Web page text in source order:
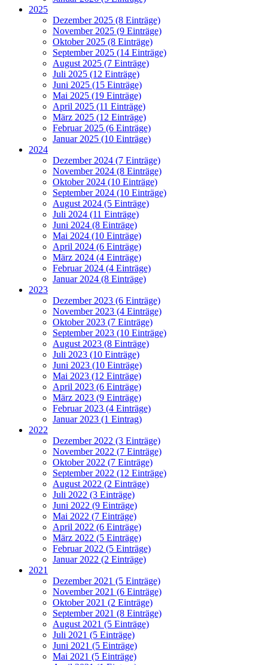
2025
Dezember 2025 (8 Einträge)
November 2025 (9 Einträge)
Oktober 2025 (8 Einträge)
September 2025 (14 Einträge)
August 2025 (7 Einträge)
Juli 2025 (12 Einträge)
Juni 2025 (15 Einträge)
Mai 2025 (19 Einträge)
April 2025 (11 Einträge)
März 2025 (12 Einträge)
Februar 2025 (6 Einträge)
Januar 2025 (10 Einträge)
2024
Dezember 2024 (7 Einträge)
November 2024 (8 Einträge)
Oktober 2024 (10 Einträge)
September 2024 (10 Einträge)
August 2024 (5 Einträge)
Juli 2024 (11 Einträge)
Juni 2024 (8 Einträge)
Mai 2024 (10 Einträge)
April 2024 (6 Einträge)
März 2024 (4 Einträge)
Februar 2024 (4 Einträge)
Januar 2024 (8 Einträge)
2023
Dezember 2023 (6 Einträge)
November 2023 (4 Einträge)
Oktober 2023 (7 Einträge)
September 2023 (10 Einträge)
August 2023 (8 Einträge)
Juli 2023 (10 Einträge)
Juni 2023 (10 Einträge)
Mai 2023 (12 Einträge)
April 2023 (6 Einträge)
März 2023 (9 Einträge)
Februar 2023 (4 Einträge)
Januar 2023 (1 Eintrag)
2022
Dezember 2022 (3 Einträge)
November 2022 (7 Einträge)
Oktober 2022 (7 Einträge)
September 2022 (12 Einträge)
August 2022 (2 Einträge)
Juli 2022 (3 Einträge)
Juni 2022 (9 Einträge)
Mai 2022 (7 Einträge)
April 2022 (6 Einträge)
März 2022 (5 Einträge)
Februar 2022 (5 Einträge)
Januar 2022 (2 Einträge)
2021
Dezember 2021 (5 Einträge)
November 2021 (6 Einträge)
Oktober 2021 (2 Einträge)
September 2021 (8 Einträge)
August 2021 (5 Einträge)
Juli 2021 (5 Einträge)
Juni 2021 (5 Einträge)
Mai 2021 (5 Einträge)